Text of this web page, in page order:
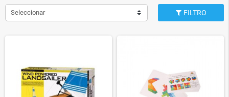
Seleccionar FILTRO